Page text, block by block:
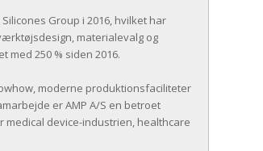
Group i 2016, hvilket har
materialevalg og
med 250 % siden 2016.
moderne produktionsfaciliteter
er AMP A/S en betroet
device-industrien, healthcare